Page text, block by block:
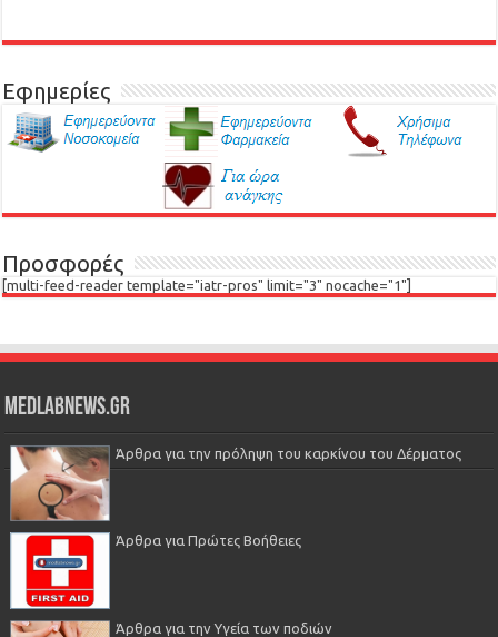
Εφημερίες
Προσφορές
[multi-feed-reader template="iatr-pros" limit="3" nocache="1"]
Medlabnews.gr
Άρθρα για την πρόληψη του καρκίνου του Δέρματος
Άρθρα για Πρώτες Βοήθειες
Άρθρα για την Υγεία των ποδιών